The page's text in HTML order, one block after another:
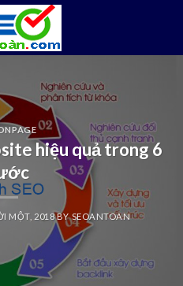
hiệu quả trong 6
MỘT, 2018BYSEOANTOAN